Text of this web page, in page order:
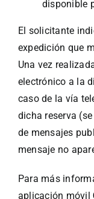
disponible
El solicitante
expedición que
Una vez
electrónico a la
caso de la vía
dicha reserva
de mensajes
mensaje no
Para más
aplicación móvil